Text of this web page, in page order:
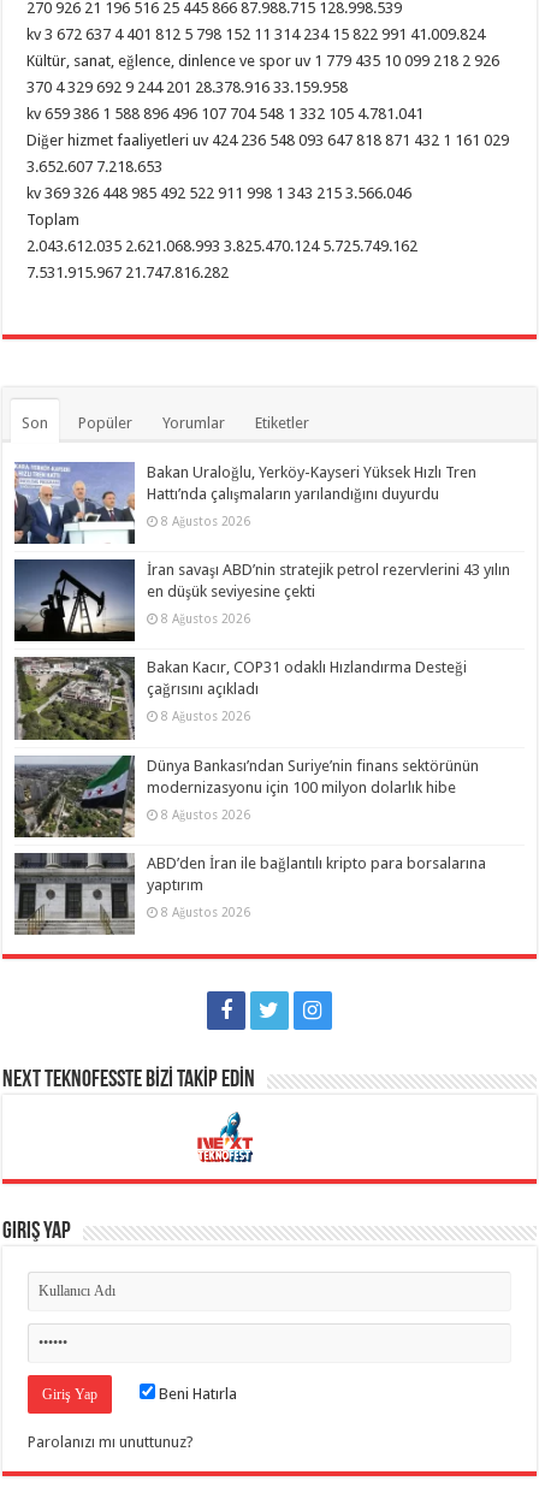
270 926 21 196 516 25 445 866 87.988.715 128.998.539
kv 3 672 637 4 401 812 5 798 152 11 314 234 15 822 991 41.009.824
Kültür, sanat, eğlence, dinlence ve spor uv 1 779 435 10 099 218 2 926
370 4 329 692 9 244 201 28.378.916 33.159.958
kv 659 386 1 588 896 496 107 704 548 1 332 105 4.781.041
Diğer hizmet faaliyetleri uv 424 236 548 093 647 818 871 432 1 161 029
3.652.607 7.218.653
kv 369 326 448 985 492 522 911 998 1 343 215 3.566.046
Toplam
2.043.612.035 2.621.068.993 3.825.470.124 5.725.749.162
7.531.915.967 21.747.816.282
Son Popüler Yorumlar Etiketler
Bakan Uraloğlu, Yerköy-Kayseri Yüksek Hızlı Tren
Hattı’nda çalışmaların yarılandığını duyurdu
8 Ağustos 2026
İran savaşı ABD’nin stratejik petrol rezervlerini 43 yılın
en düşük seviyesine çekti
8 Ağustos 2026
Bakan Kacır, COP31 odaklı Hızlandırma Desteği
çağrısını açıkladı
8 Ağustos 2026
Dünya Bankası’ndan Suriye’nin finans sektörünün
modernizasyonu için 100 milyon dolarlık hibe
8 Ağustos 2026
ABD’den İran ile bağlantılı kripto para borsalarına
yaptırım
8 Ağustos 2026
NEXT TEKNOFESSTE BİZİ TAKİP EDİN
Giriş Yap
Beni Hatırla
Parolanızı mı unuttunuz?